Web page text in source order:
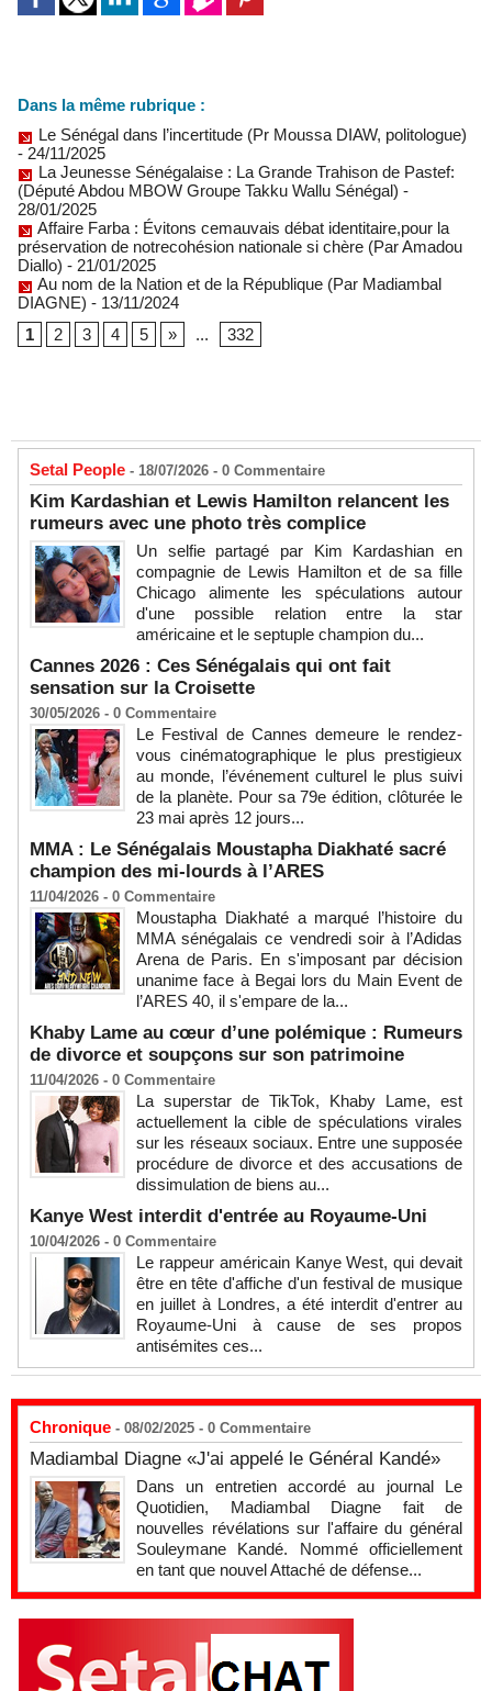
Dans la même rubrique :
Le Sénégal dans l’incertitude (Pr Moussa DIAW, politologue)
- 24/11/2025
La Jeunesse Sénégalaise : La Grande Trahison de Pastef:
(Député Abdou MBOW Groupe Takku Wallu Sénégal) -
28/01/2025
Affaire Farba : Évitons cemauvais débat identitaire,pour la
préservation de notrecohésion nationale si chère (Par Amadou
Diallo) - 21/01/2025
Au nom de la Nation et de la République (Par Madiambal
DIAGNE) - 13/11/2024
1
2 3 4 5 » ... 332
Setal People - 18/07/2026 - 0 Commentaire
Kim Kardashian et Lewis Hamilton relancent les
rumeurs avec une photo très complice
Un selfie partagé par Kim Kardashian en
compagnie de Lewis Hamilton et de sa fille
Chicago alimente les spéculations autour
d'une possible relation entre la star
américaine et le septuple champion du...
Cannes 2026 : Ces Sénégalais qui ont fait
sensation sur la Croisette
30/05/2026 - 0 Commentaire
Le Festival de Cannes demeure le rendez-
vous cinématographique le plus prestigieux
au monde, l’événement culturel le plus suivi
de la planète. Pour sa 79e édition, clôturée le
23 mai après 12 jours...
MMA : Le Sénégalais Moustapha Diakhaté sacré
champion des mi-lourds à l’ARES
11/04/2026 - 0 Commentaire
Moustapha Diakhaté a marqué l’histoire du
MMA sénégalais ce vendredi soir à l’Adidas
Arena de Paris. En s'imposant par décision
unanime face à Begai lors du Main Event de
l’ARES 40, il s'empare de la...
Khaby Lame au cœur d’une polémique : Rumeurs
de divorce et soupçons sur son patrimoine
11/04/2026 - 0 Commentaire
La superstar de TikTok, Khaby Lame, est
actuellement la cible de spéculations virales
sur les réseaux sociaux. Entre une supposée
procédure de divorce et des accusations de
dissimulation de biens au...
Kanye West interdit d'entrée au Royaume-Uni
10/04/2026 - 0 Commentaire
Le rappeur américain Kanye West, qui devait
être en tête d'affiche d'un festival de musique
en juillet à Londres, a été interdit d'entrer au
Royaume-Uni à cause de ses propos
antisémites ces...
Chronique - 08/02/2025 - 0 Commentaire
Madiambal Diagne «J'ai appelé le Général Kandé»
Dans un entretien accordé au journal Le
Quotidien, Madiambal Diagne fait de
nouvelles révélations sur l'affaire du général
Souleymane Kandé. Nommé officiellement
en tant que nouvel Attaché de défense...